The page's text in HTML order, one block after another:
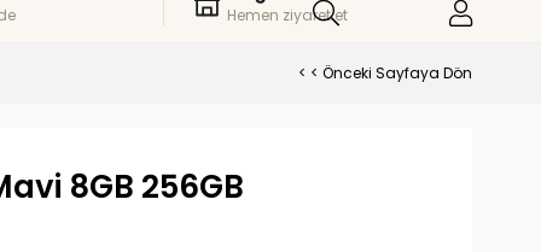
Hemen ziyaret et
< < Önceki Sayfaya Dön
8GB 256GB